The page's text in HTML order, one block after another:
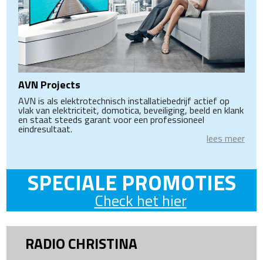
AVN Projects
AVN is als elektrotechnisch installatiebedrijf actief op
vlak van elektriciteit, domotica, beveiliging, beeld en klank
en staat steeds garant voor een professioneel
eindresultaat.
lees meer
SPECIALE PROMOTIES
Check het hier
RADIO CHRISTINA